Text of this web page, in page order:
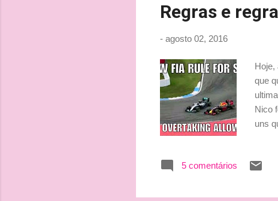
Regras e
- agosto 02, 2016
Hoje,
que
Nico
uns
eles
5 comentários